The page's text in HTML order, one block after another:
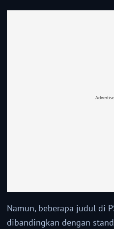
Namun, beberapa judul di
dibandingkan dengan